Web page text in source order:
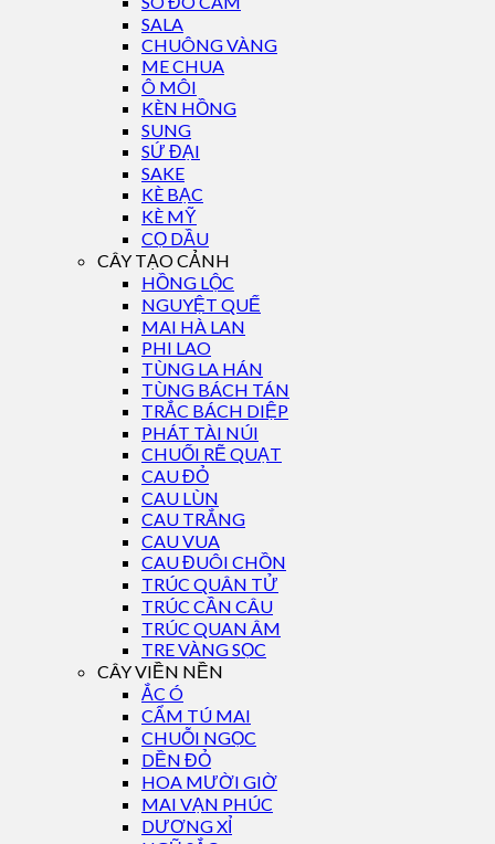
SALA
CHUÔNG VÀNG
ME CHUA
Ô MÔI
KÈN HỒNG
SUNG
SỨ ĐẠI
SAKE
KÈ BẠC
KÈ MỸ
CỌ DẦU
CÂY TẠO CẢNH
HỒNG LỘC
NGUYỆT QUẾ
MAI HÀ LAN
PHI LAO
TÙNG LA HÁN
TÙNG BÁCH TÁN
TRẮC BÁCH DIỆP
PHÁT TÀI NÚI
CHUỐI RẼ QUẠT
CAU ĐỎ
CAU LÙN
CAU TRẮNG
CAU VUA
CAU ĐUÔI CHỒN
TRÚC QUÂN TỬ
TRÚC CẦN CÂU
TRÚC QUAN ÂM
TRE VÀNG SỌC
CÂY VIỀN NỀN
ẮC Ó
CẨM TÚ MAI
CHUỖI NGỌC
DỀN ĐỎ
HOA MƯỜI GIỜ
MAI VẠN PHÚC
DƯƠNG XỈ